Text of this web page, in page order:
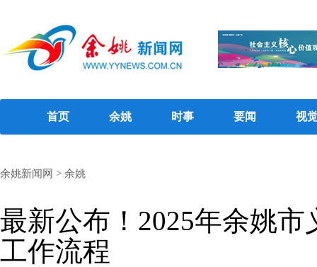
首页 余姚 时事 要闻 视
余姚新闻网 > 余姚
最新公布！2025年余姚
工作流程